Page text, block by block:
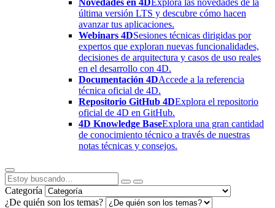
Novedades en 4DExplora las novedades de la
última versión LTS y descubre cómo hacen
avanzar tus aplicaciones.
Webinars 4DSesiones técnicas dirigidas por
expertos que exploran nuevas funcionalidades,
decisiones de arquitectura y casos de uso reales
en el desarrollo con 4D.
Documentación 4DAccede a la referencia
técnica oficial de 4D.
Repositorio GitHub 4DExplora el repositorio
oficial de 4D en GitHub.
4D Knowledge BaseExplora una gran cantidad
de conocimiento técnico a través de nuestras
notas técnicas y consejos.
Categoría
¿De quién son los temas?